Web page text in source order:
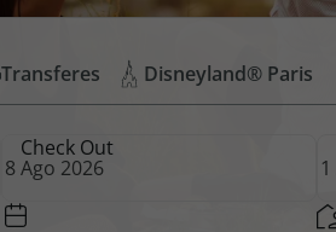
Transferes Disneyland® Paris
Check Out